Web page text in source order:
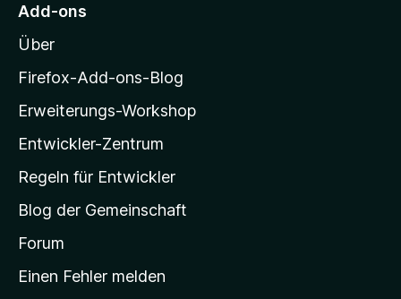
z
i
l
a
-
t
a
r
Add-ons
Über
Firefox-Add-ons-Blog
Erweiterungs-Workshop
Entwickler-Zentrum
Regeln für Entwickler
Blog der Gemeinschaft
Forum
Einen Fehler melden